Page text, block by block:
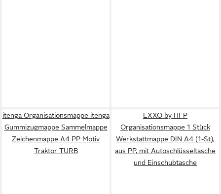
itenga Organisationsmappe itenga
Gummizugmappe Sammelmappe
Zeichenmappe A4 PP Motiv
Traktor TURB
EXXO by HFP
Organisationsmappe 1 Stück
Werkstattmappe DIN A4 (1-St),
aus PP, mit Autoschlüsseltasche
und Einschubtasche